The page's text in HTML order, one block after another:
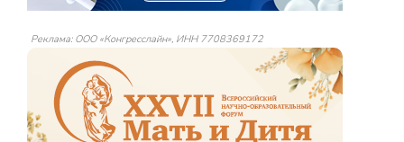
Реклама: ООО «Конгресслайн», ИНН 7708369172